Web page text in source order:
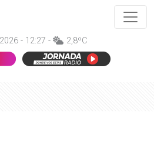
- 12:27 - 2,8ºC